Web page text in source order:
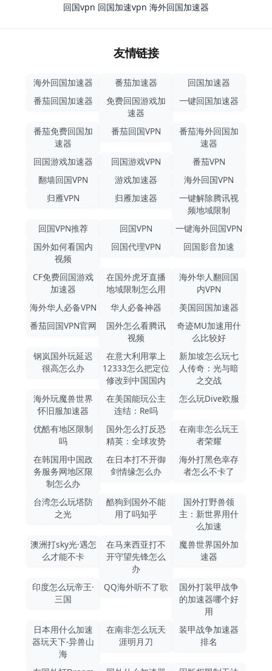
回国vpn 回国加速vpn 海外回国加速器
友情链接
海外回国加速器 番茄加速器
回国加速器
番茄回国加速器
免费回国游戏加
速器
一键回国加速器
番茄免费回国加
速器
番茄回国VPN
番茄海外回国加
速器
回国游戏加速器
回国游戏VPN
番茄VPN
翻墙回国VPN
游戏加速器
海外回国VPN
归雁VPN
归雁加速器
一键解除腾讯视
频地域限制
回国VPN推荐
回国VPN
一键海外回国VPN
国外如何看国内
视频
回国代理VPN 回国影音加速
CF免费回国游戏
加速器
在国外虎牙直播
地域限制怎么用
海外华人翻回国
内VPN
海外华人必备VPN
华人必备神器
美国回国加速器
番茄回国VPN官网
国外怎么看腾讯
视频
奇迹MU加速用什
么比较好
钢岚国外玩延迟
很高怎么办
在意大利用掌上
12333怎么把定位
修改到中国国内
新加坡怎么玩七
人传奇：光与暗
之交战
海外玩魔兽世界
怀旧服加速器
在美国能玩公主
连结：Re吗
怎么玩Dive欧服
优酷有地区限制
吗
国外怎么打反恐
精英：全球攻势
在南非怎么玩王
者荣耀
在韩国用中国政
务服务网地区限
制怎么办
在日本打不开御
剑情缘怎么办
海外打黑色幸存
者怎么不卡了
台湾怎么玩塔防
之光
酷狗到国外不能
用了吗知乎
国外打野兽领
主：新世界用什
么加速
澳洲打sky光·遇怎
么才能不卡
在马来西亚打不
开守望先锋怎么
办
魔兽世界国外加
速器
印度怎么玩帝王·
三国
QQ海外听不了歌
国外打装甲战争
的加速器哪个好
用
日本用什么加速
器玩天下-异兽山
海
在南非怎么玩天
涯明月刀
装甲战争加速器
排名